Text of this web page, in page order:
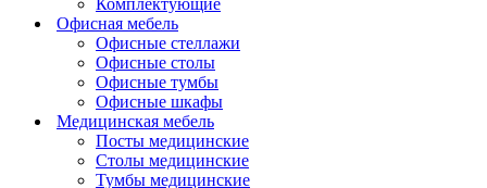
Офисная мебель
Офисные стеллажи
Офисные столы
Офисные тумбы
Офисные шкафы
Медицинская мебель
Посты медицинские
Столы медицинские
Тумбы медицинские